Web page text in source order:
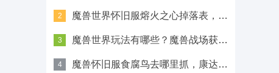
2 魔兽世界怀旧服熔火之心掉落表，全BOSS掉落列表大全
3 魔兽世界玩法有哪些？魔兽战场获胜攻略
4 魔兽怀旧服食腐鸟去哪里抓，康达尔、余烬之翼等稀有坐标及技能解析